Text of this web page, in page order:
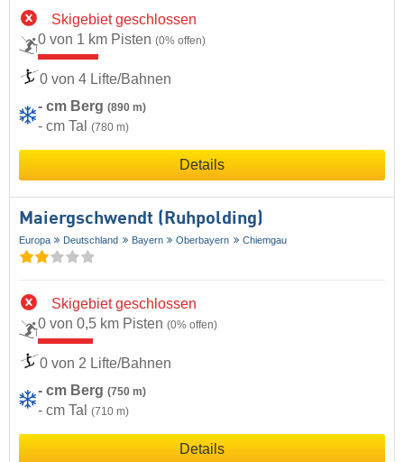
Skigebiet geschlossen
0 von 1 km Pisten (0% offen)
0 von 4 Lifte/Bahnen
- cm Berg (890 m)
- cm Tal (780 m)
Details
Maiergschwendt (Ruhpolding)
Europa Deutschland Bayern Oberbayern Chiemgau
Skigebiet geschlossen
0 von 0,5 km Pisten (0% offen)
0 von 2 Lifte/Bahnen
- cm Berg (750 m)
- cm Tal (710 m)
Details